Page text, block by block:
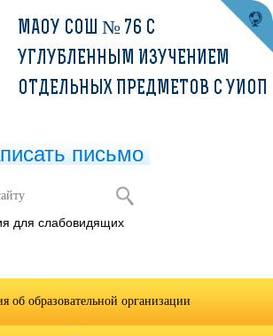
2022
МАОУ СОШ № 76 С
УГЛУБЛЕННЫМ ИЗУЧЕНИЕМ
ОТДЕЛЬНЫХ ПРЕДМЕТОВ С УИОП
письмо
для слабовидящих
об образовательной организации